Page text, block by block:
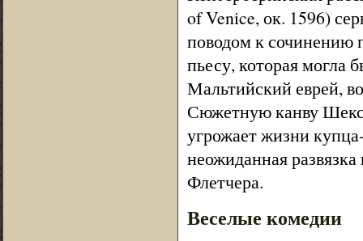
of Venice, ок. 1596)
поводом к сочинению
пьесу, которая могла
Мальтийский еврей,
Сюжетную канву
угрожает жизни
неожиданная
Флетчера.
Веселые комедии